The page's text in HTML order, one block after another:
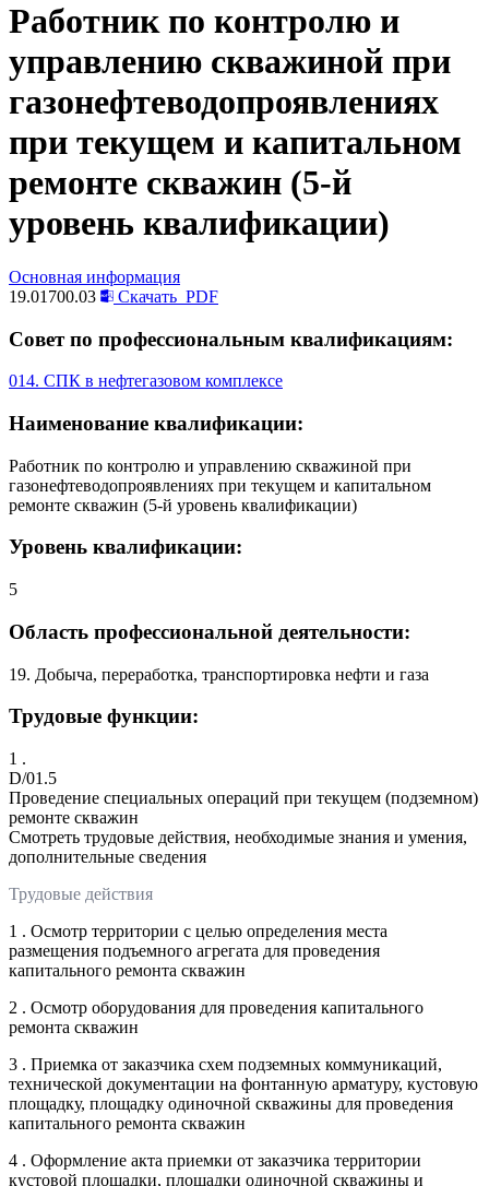
Работник по контролю и
управлению скважиной при
газонефтеводопроявлениях
при текущем и капитальном
ремонте скважин (5-й
уровень квалификации)
Основная информация
19.01700.03
Скачать PDF
Совет по профессиональным квалификациям:
014. СПК в нефтегазовом комплексе
Наименование квалификации:
Работник по контролю и управлению скважиной при
газонефтеводопроявлениях при текущем и капитальном
ремонте скважин (5-й уровень квалификации)
Уровень квалификации:
5
Область профессиональной деятельности:
19. Добыча, переработка, транспортировка нефти и газа
Трудовые функции:
1 .
D/01.5
Проведение специальных операций при текущем (подземном)
ремонте скважин
Смотреть трудовые действия, необходимые знания и умения,
дополнительные сведения
Трудовые действия
1 . Осмотр территории с целью определения места
размещения подъемного агрегата для проведения
капитального ремонта скважин
2 . Осмотр оборудования для проведения капитального
ремонта скважин
3 . Приемка от заказчика схем подземных коммуникаций,
технической документации на фонтанную арматуру, кустовую
площадку, площадку одиночной скважины для проведения
капитального ремонта скважин
4 . Оформление акта приемки от заказчика территории
кустовой площадки, площадки одиночной скважины и